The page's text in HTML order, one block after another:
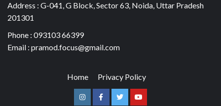
Address : G-041, G Block, Sector 63, Noida, Uttar Pradesh
201301
Phone : 093103 66399
Email : pramod.focus@gmail.com
Home Privacy Policy